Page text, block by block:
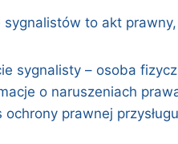
to akt
sygnalisty – osoba
o naruszeniach
ochrony prawnej